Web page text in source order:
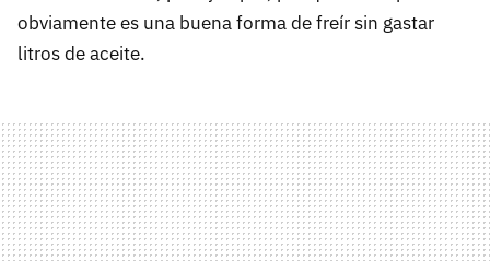
obviamente es una buena forma de freír sin gastar
litros de aceite.